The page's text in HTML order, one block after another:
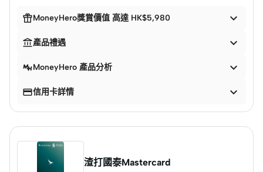
MoneyHero獎賞價值 高達 HK$5,980 
產品禮遇 
MoneyHero 產品分析 
信用卡詳情 
渣打國泰Mastercard